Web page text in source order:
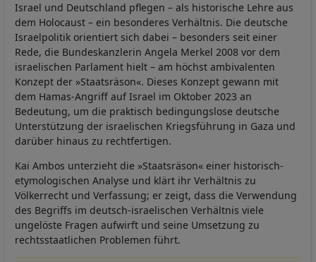
Israel und Deutschland pflegen – als historische Lehre aus
dem Holocaust – ein besonderes Verhältnis. Die deutsche
Israelpolitik orientiert sich dabei – besonders seit einer
Rede, die Bundeskanzlerin Angela Merkel 2008 vor dem
israelischen Parlament hielt – am höchst ambivalenten
Konzept der »Staatsräson«. Dieses Konzept gewann mit
dem Hamas-Angriff auf Israel im Oktober 2023 an
Bedeutung, um die praktisch bedingungslose deutsche
Unterstützung der israelischen Kriegsführung in Gaza und
darüber hinaus zu rechtfertigen.
Kai Ambos unterzieht die »Staatsräson« einer historisch-
etymologischen Analyse und klärt ihr Verhältnis zu
Völkerrecht und Verfassung; er zeigt, dass die Verwendung
des Begriffs im deutsch-israelischen Verhältnis viele
ungelöste Fragen aufwirft und seine Umsetzung zu
rechtsstaatlichen Problemen führt.